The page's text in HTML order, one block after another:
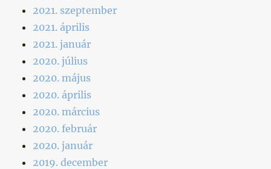
2021. szeptember
2021. április
2021. január
2020. július
2020. május
2020. április
2020. március
2020. február
2020. január
2019. december